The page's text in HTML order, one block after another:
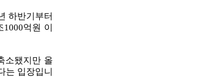
하반기부터
억원 이
소됐지만 올
는 입장입니